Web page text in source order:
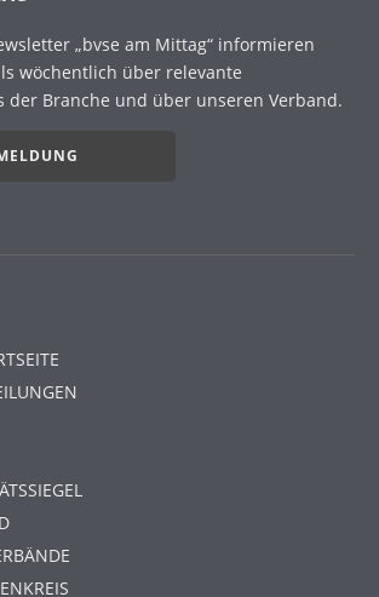
„bvse am Mittag“ informieren
wöchentlich über relevante
der Branche und über unseren Verband.